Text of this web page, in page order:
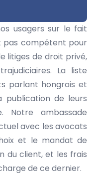
usagers sur le fait
pas compétent pour
litiges de droit privé,
La liste
parlant hongrois et
publication de leurs
Notre ambassade
avec les avocats
et le mandat de
du client, et les frais
de ce dernier.